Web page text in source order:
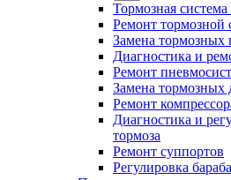
Тормозная система
Ремонт тормозной
Замена тормозных
Диагностика и
Ремонт
Замена тормозных
Ремонт
Диагностика и
тормоза
Ремонт суппортов
Регулировка